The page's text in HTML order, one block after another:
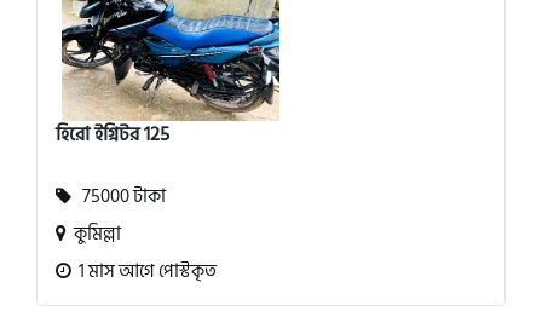
হিরো ইগ্নিটর 125
75000 টাকা
কুমিল্লা
1 মাস আগে পোস্টকৃত